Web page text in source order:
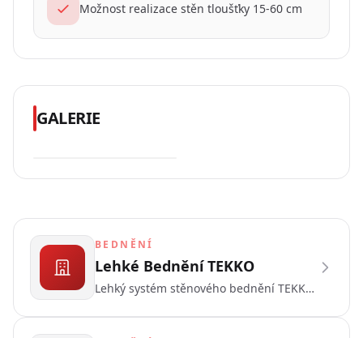
Možnost realizace stěn tloušťky 15-60 cm
GALERIE
BEDNĚNÍ
Lehké Bednění TEKKO
Lehký systém stěnového bednění TEKKO
rodinné domy, základové stěny a menší